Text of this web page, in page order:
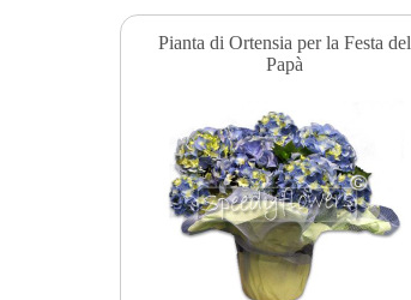
Pianta di Ortensia per la Festa del
Papà